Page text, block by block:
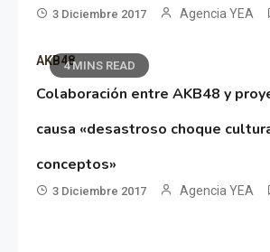
3 Diciembre 2017 Agencia YEA
4 MINS READ
AKB48
Colaboración entre AKB48 y
causa «desastroso choque
conceptos»
3 Diciembre 2017 Agencia YEA